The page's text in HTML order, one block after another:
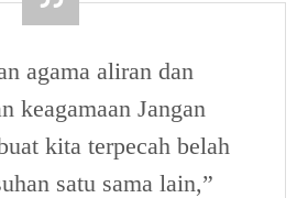
agama aliran dan
keagamaan Jangan
kita terpecah belah
satu sama lain,”